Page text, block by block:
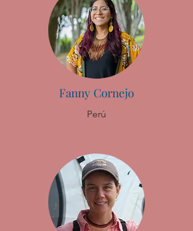
Fanny Cornejo
Perú